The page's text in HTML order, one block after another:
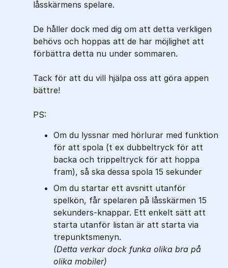
låsskärmens spelare.
De håller dock med dig om att detta verkligen
behövs och hoppas att de har möjlighet att
förbättra detta nu under sommaren.
Tack för att du vill hjälpa oss att göra appen
bättre!
PS:
Om du lyssnar med hörlurar med funktion
för att spola (t ex dubbeltryck för att
backa och trippeltryck för att hoppa
fram), så ska dessa spola 15 sekunder
Om du startar ett avsnitt utanför
spelkön, får spelaren på låsskärmen 15
sekunders-knappar. Ett enkelt sätt att
starta utanför listan är att starta via
trepunktsmenyn.
(Detta verkar dock funka olika bra på
olika mobiler)